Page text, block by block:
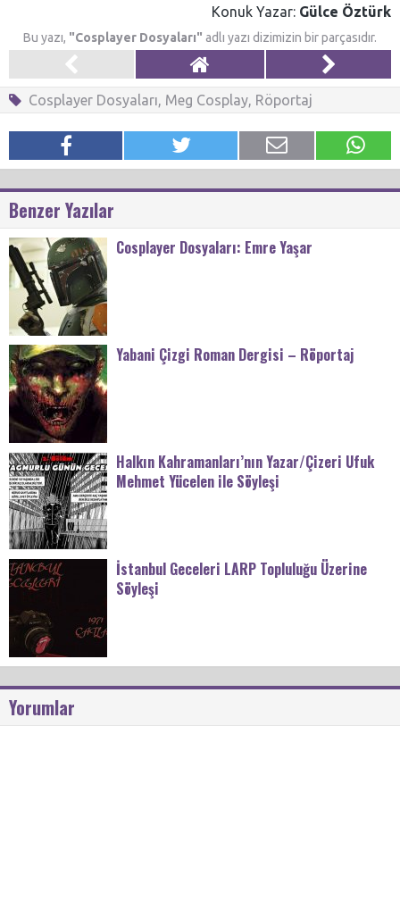
Konuk Yazar: Gülce Öztürk
Bu yazı, "Cosplayer Dosyaları" adlı yazı dizimizin bir parçasıdır.
Cosplayer Dosyaları, Meg Cosplay, Röportaj
Benzer Yazılar
Cosplayer Dosyaları: Emre Yaşar
Yabani Çizgi Roman Dergisi – Röportaj
Halkın Kahramanları’nın Yazar/Çizeri Ufuk
Mehmet Yücelen ile Söyleşi
İstanbul Geceleri LARP Topluluğu Üzerine
Söyleşi
Yorumlar